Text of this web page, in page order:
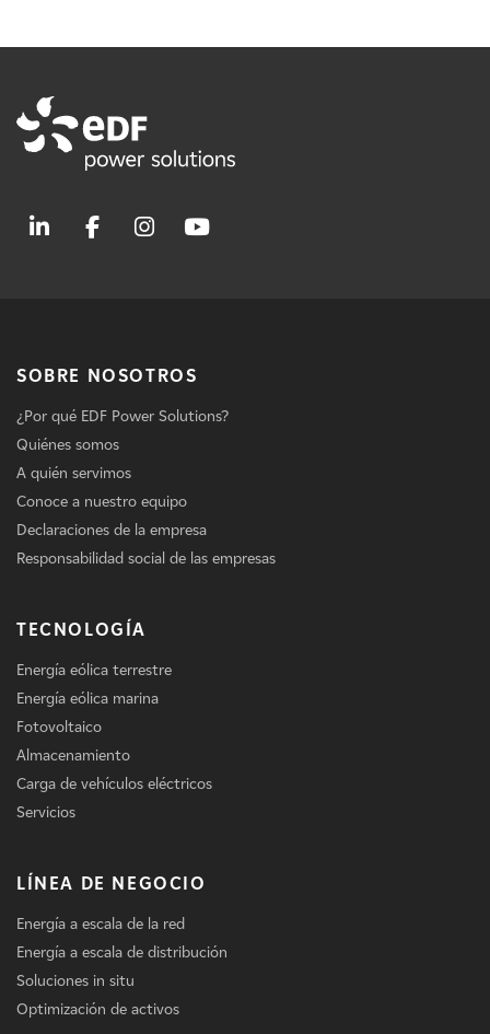
SOBRE NOSOTROS
¿Por qué EDF Power Solutions?
Quiénes somos
A quién servimos
Conoce a nuestro equipo
Declaraciones de la empresa
Responsabilidad social de las empresas
TECNOLOGÍA
Energía eólica terrestre
Energía eólica marina
Fotovoltaico
Almacenamiento
Carga de vehículos eléctricos
Servicios
LÍNEA DE NEGOCIO
Energía a escala de la red
Energía a escala de distribución
Soluciones in situ
Optimización de activos